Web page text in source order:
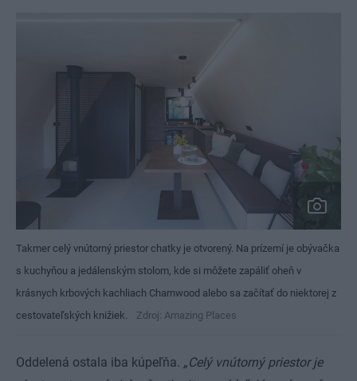
Takmer celý vnútorný priestor chatky je otvorený. Na prízemí je obývačka
s kuchyňou a jedálenským stolom, kde si môžete zapáliť oheň v
krásnych krbových kachliach Charnwood alebo sa začítať do niektorej z
cestovateľských knižiek.
Zdroj: Amazing Places
Oddelená ostala iba kúpeľňa. „Celý vnútorný priestor je